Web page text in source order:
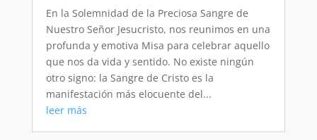
En la Solemnidad de la Preciosa Sangre de
Nuestro Señor Jesucristo, nos reunimos en una
profunda y emotiva Misa para celebrar aquello
que nos da vida y sentido. No existe ningún
otro signo: la Sangre de Cristo es la
manifestación más elocuente del...
leer más